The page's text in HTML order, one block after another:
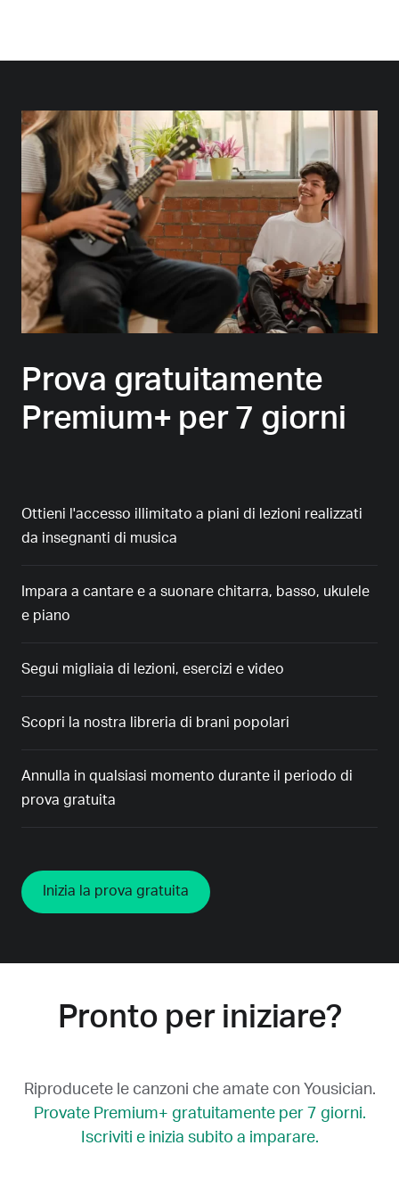
Prova gratuitamente
Premium+ per 7 giorni
Ottieni l'accesso illimitato a piani di lezioni realizzati
da insegnanti di musica
Impara a cantare e a suonare chitarra, basso, ukulele
e piano
Segui migliaia di lezioni, esercizi e video
Scopri la nostra libreria di brani popolari
Annulla in qualsiasi momento durante il periodo di
prova gratuita
Inizia la prova gratuita
Pronto per iniziare?
Riproducete le canzoni che amate con Yousician.
Provate Premium+ gratuitamente per 7 giorni.
Iscriviti e inizia subito a imparare.